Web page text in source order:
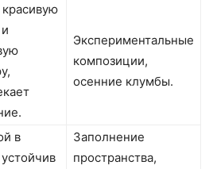
Экспериментальные
композиции,
осенние клумбы.
в
Заполнение
пространства,